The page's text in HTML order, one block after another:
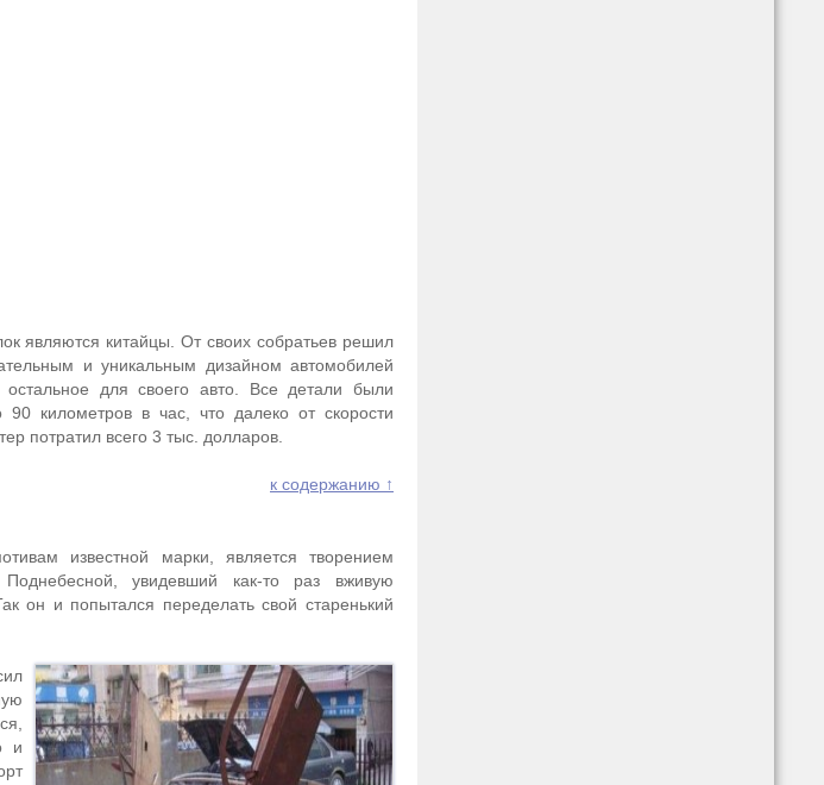
являются китайцы. От своих собратьев решил
и уникальным дизайном автомобилей
для своего авто. Все детали были
километров в час, что далеко от скорости
потратил всего 3 тыс. долларов.
к содержанию ↑
известной марки, является творением
увидевший как-то раз вживую
он и попытался переделать свой старенький
и